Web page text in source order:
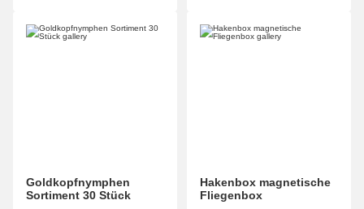
Goldkopfnymphen
Sortiment 30 Stück
Hakenbox magnetische
Fliegenbox